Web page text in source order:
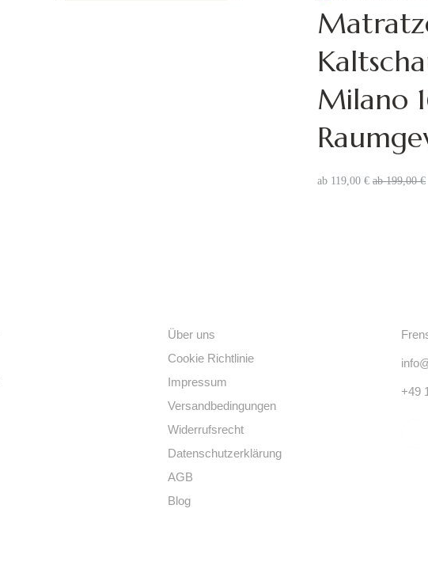
Milano
ab 119,00 € ab199,00€
Über uns
Cookie Richtlinie
Impressum
Versandbedingungen
Widerrufsrecht
Datenschutzerklärung
AGB
Blog
+49